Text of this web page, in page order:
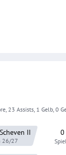
23 Assists, 1 Gelb, 0
II
26/27
0